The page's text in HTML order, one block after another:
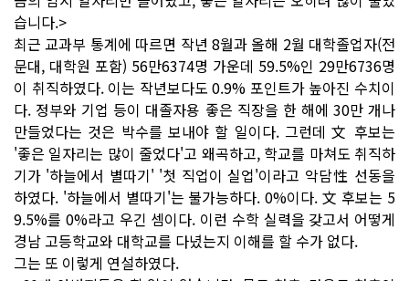
습니다.>
최근 교과부 통계에 따르면 작년 8월과 올해 2월 대학졸업자(전
문대, 대학원 포함) 56만6374명 가운데 59.5%인 29만6736명
이 취직하였다. 이는 작년보다도 0.9% 포인트가 높아진 수치이
다. 정부와 기업 등이 대졸자용 좋은 직장을 한 해에 30만 개나
만들었다는 것은 박수를 보내야 할 일이다. 그런데 文 후보는
'좋은 일자리는 많이 줄었다'고 왜곡하고, 학교를 마쳐도 취직하
기가 '하늘에서 별따기' '첫 직업이 실업'이라고 악담性 선동을
하였다. '하늘에서 별따기'는 불가능하다. 0%이다. 文 후보는 5
9.5%를 0%라고 우긴 셈이다. 이런 수학 실력을 갖고서 어떻게
경남 고등학교와 대학교를 다녔는지 이해를 할 수가 없다.
그는 또 이렇게 연설하였다.